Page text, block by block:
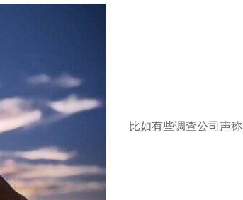
比如有些调查公司声称